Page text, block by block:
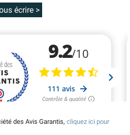
écrire >
des Avis Garantis, cliquez ici pour